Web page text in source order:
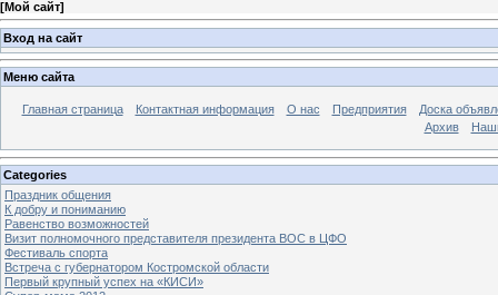
[Мой сайт]
Вход на сайт
Меню сайта
Главная страница Контактная информация О нас Предприятия
Доска
Архив
Categories
Праздник общения
К добру и пониманию
Равенство возможностей
Визит полномочного представителя президента ВОС в ЦФО
Фестиваль спорта
Встреча с губернатором Костромской области
Первый крупный успех на «КИСИ»